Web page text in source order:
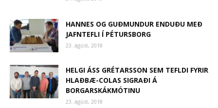
HANNES OG GUÐMUNDUR ENDUÐU MEÐ
JAFNTEFLI Í PÉTURSBORG
23. ágúst, 2018
HELGI ÁSS GRÉTARSSON SEM TEFLDI FYRIR
HLAÐBÆ-COLAS SIGRAÐI Á
BORGARSKÁKMÓTINU
23. ágúst, 2018